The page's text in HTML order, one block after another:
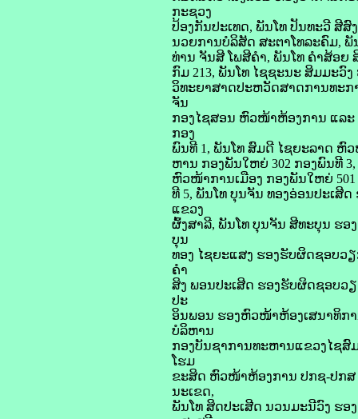
ກະຊວງ
ປ້ອງກັນປະເທດ, ພັນໂທ ປັນທະວີ ສີ
ນວຍການບໍລິສັດ ສະຕາໂທລະຄົມ, ພັ
ທ່ານ ຈັນສີ ໂພສີຄຳ, ພັນໂທ ຄຳສ້ອ
ກົມ 213, ພັນໂທ ໄຊຊະນະ ສິມມະ
ວິທະຍາສາດປະຫວັດສາດການທະກ
ຈັນ
ກອງໄຊສອນ ຫົວໜ້າຫ້ອງການ ແລະ
ກອງ
ພົນທີ 1, ພັນໂທ ສົມດີ ໄຊຍະລາດ ຫົ
ຫານ ກອງພັນໃຫຍ່ 302 ກອງພົນທີ
ຫົວໜ້າການເມືອງ ກອງພັນໃຫຍ່
ທີ 5, ພັນໂທ ບຸນຈັນ ທອງອ່ອນປະເ
ແຂວງ
ຜົ້ງສາລີ, ພັນໂທ ບຸນຈັນ ສີທະບຸນ ຮ
ບຸນ
ທອງ ໄຊຍະແສງ ຮອງຮັບຜິດຊອບວ
ຄຳ
ສິງ ພອນປະເສີດ ຮອງຮັບຜິດຊອບວ
ປະ
ອິນພອນ ຮອງຫົວໜ້າຫ້ອງເສນາທິກ
ບໍລິຫານ
ກອງບັນຊາການທະຫານແຂວງໄຊສົ
ໂຮມ
ຂະສິດ ຫົວໜ້າຫ້ອງການ ປກຊ-ປກສ
ນະເຂດ,
ພັນໂທ ສິດປະເສີດ ນວນມະນີວົງ ຮ